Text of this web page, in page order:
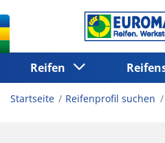
Reifen
Startseite Reifenprofil suchen